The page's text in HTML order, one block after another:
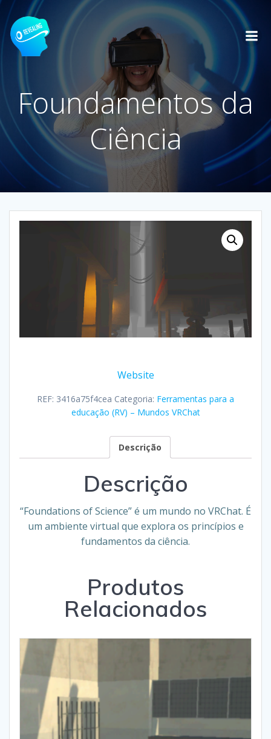
Skip
content
Foundamentos da
Ciência
Website
REF: 3416a75f4cea Categoria: Ferramentas para a
educação (RV) – Mundos VRChat
Descrição
Descrição
“Foundations of Science” é um mundo no VRChat. É
um ambiente virtual que explora os princípios e
fundamentos da ciência.
Produtos
Relacionados